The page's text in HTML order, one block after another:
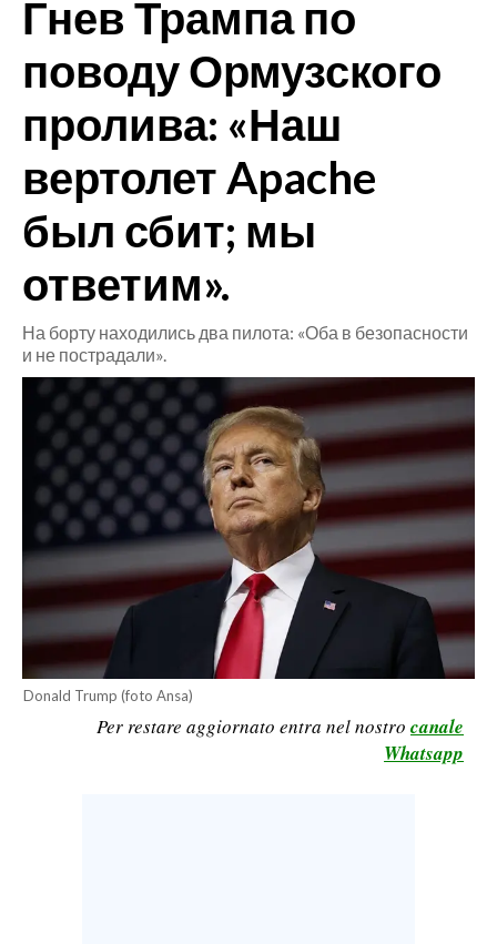
ITALIA
MONDO
POLITICA
ECONOMIA
SERVIZI ALLE IMPRESE
SPORT IN SARDEGNA
SPORT
RISULTATI E CLASSIFICHE
CALCIO
CALCIO REGIONALE
BASKET
TENNIS
ALTRI SPORT
Гнев Трампа по
поводу Ормузского
пролива: «Наш
вертолет Apache
был сбит; мы
ответим».
На борту находились два пилота: «Оба в безопасности
и не пострадали».
Donald Trump (foto Ansa)
Per restare aggiornato entra nel nostro canale
Whatsapp